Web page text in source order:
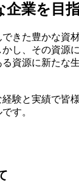
業を目
きた豊かな資
し、その資源
資源に新たな
験と実績で皆
す。